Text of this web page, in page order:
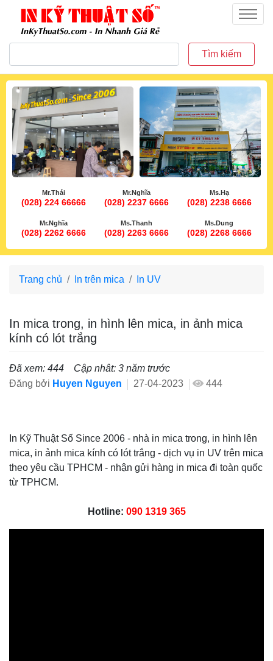
inkythuatso.com
Menu
Tìm kiếm
Mr.Thái
(028) 224 66666
Mr.Nghĩa
(028) 2237 6666
Ms.Hạ
(028) 2238 6666
Mr.Nghĩa
(028) 2262 6666
Ms.Thanh
(028) 2263 6666
Ms.Dung
(028) 2268 6666
Trang chủ In trên mica In UV
In mica trong, in hình lên mica, in ảnh mica
kính có lót trắng
Đã xem: 444
Cập nhât: 3 năm trước
Đăng bởi Huyen Nguyen 27-04-2023 444
In Kỹ Thuật Số Since 2006 - nhà in mica trong, in hình lên
mica, in ảnh mica kính có lót trắng - dịch vụ in UV trên mica
theo yêu cầu TPHCM - nhận gửi hàng in mica đi toàn quốc
từ TPHCM.
Hotline: 090 1319 365